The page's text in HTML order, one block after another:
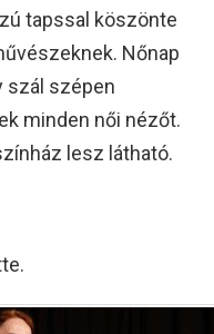
tapssal köszönte
Nőnap
szál szépen
minden női nézőt.
lesz látható.